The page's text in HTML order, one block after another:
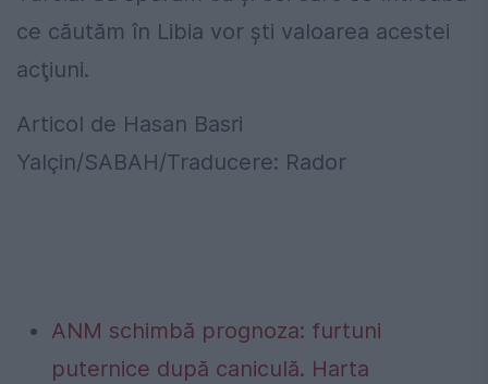
ce căutăm în Libia vor şti valoarea acestei
acţiuni.
Articol de Hasan Basri
Yalçin/SABAH/Traducere: Rador
ANM schimbă prognoza: furtuni
puternice după caniculă. Harta